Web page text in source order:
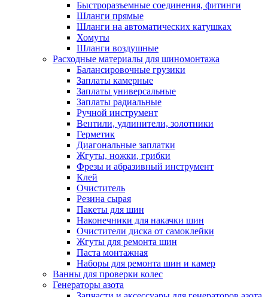
Быстроразъемные соединения, фитинги
Шланги прямые
Шланги на автоматических катушках
Хомуты
Шланги воздушные
Расходные материалы для шиномонтажа
Балансировочные грузики
Заплаты камерные
Заплаты универсальные
Заплаты радиальные
Ручной инструмент
Вентили, удлинители, золотники
Герметик
Диагональные заплатки
Жгуты, ножки, грибки
Фрезы и абразивный инструмент
Клей
Очиститель
Резина сырая
Пакеты для шин
Наконечники для накачки шин
Очистители диска от самоклейки
Жгуты для ремонта шин
Паста монтажная
Наборы для ремонта шин и камер
Ванны для проверки колес
Генераторы азота